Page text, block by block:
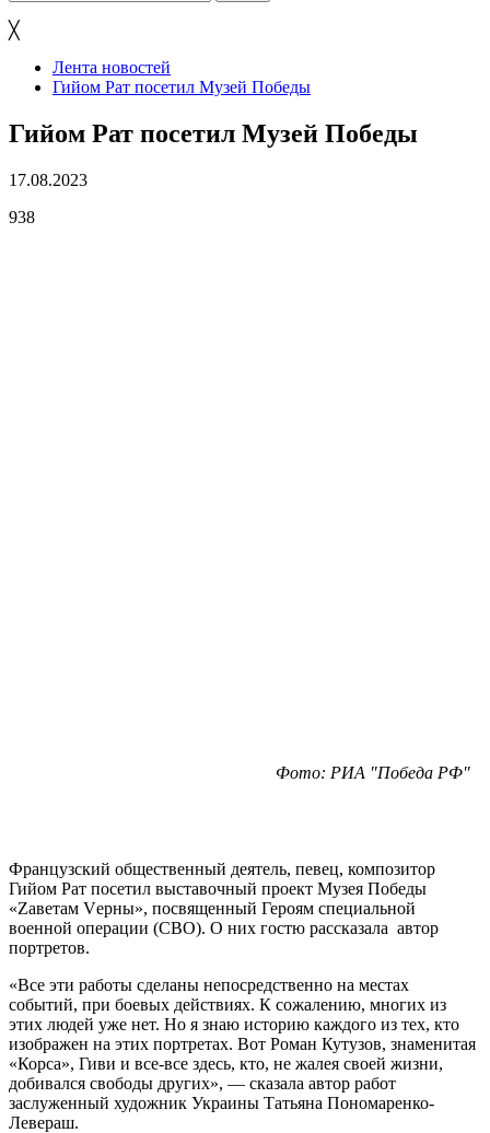
╳
Лента новостей
Гийом Рат посетил Музей Победы
Гийом Рат посетил Музей Победы
17.08.2023
938
Фото: РИА "Победа РФ"
Французский общественный деятель, певец, композитор
Гийом Рат посетил выставочный проект Музея Победы
«Zаветам Vерны», посвященный Героям специальной
военной операции (СВО). О них гостю рассказала автор
портретов.
«Все эти работы сделаны непосредственно на местах
событий, при боевых действиях. К сожалению, многих из
этих людей уже нет. Но я знаю историю каждого из тех, кто
изображен на этих портретах. Вот Роман Кутузов, знаменитая
«Корса», Гиви и все-все здесь, кто, не жалея своей жизни,
добивался свободы других», — сказала автор работ
заслуженный художник Украины Татьяна Пономаренко-
Левераш.